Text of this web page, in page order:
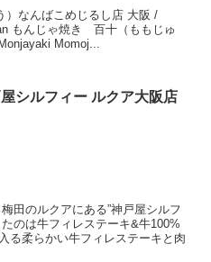
なんばこめじるし店 大阪 /
もんじゃ焼き 百十（ももじゅ
Momoj...
シルフィー ルクア大阪店
田のルクアにある”神戸屋シルフ
のは牛フィレステーキ&牛100%
る柔らかい牛フィレステーキと肉